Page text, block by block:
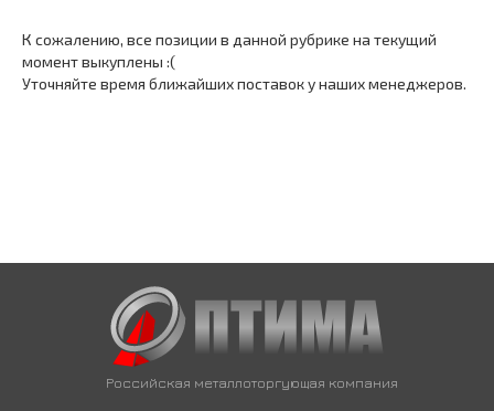
К сожалению, все позиции в данной рубрике на текущий
момент выкуплены :(
Уточняйте время ближайших поставок у наших менеджеров.
Российская металлоторгующая компания